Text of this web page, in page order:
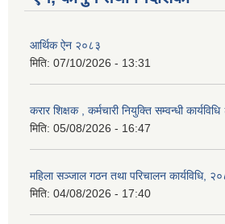
आर्थिक ऐन २०८३
मिति: 07/10/2026 - 13:31
करार शिक्षक , कर्मचारी नियुक्ति सम्वन्धी
मिति: 05/08/2026 - 16:47
महिला सञ्जाल गठन तथा परिचालन कार्यविधि,
मिति: 04/08/2026 - 17:40